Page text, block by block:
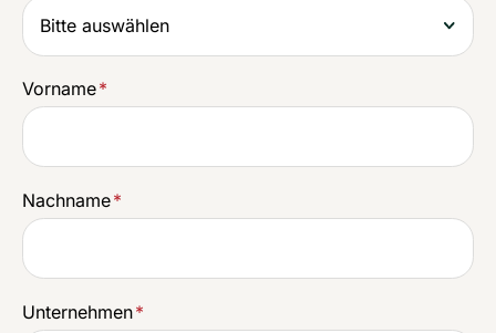
Vorname*
Nachname*
Unternehmen*